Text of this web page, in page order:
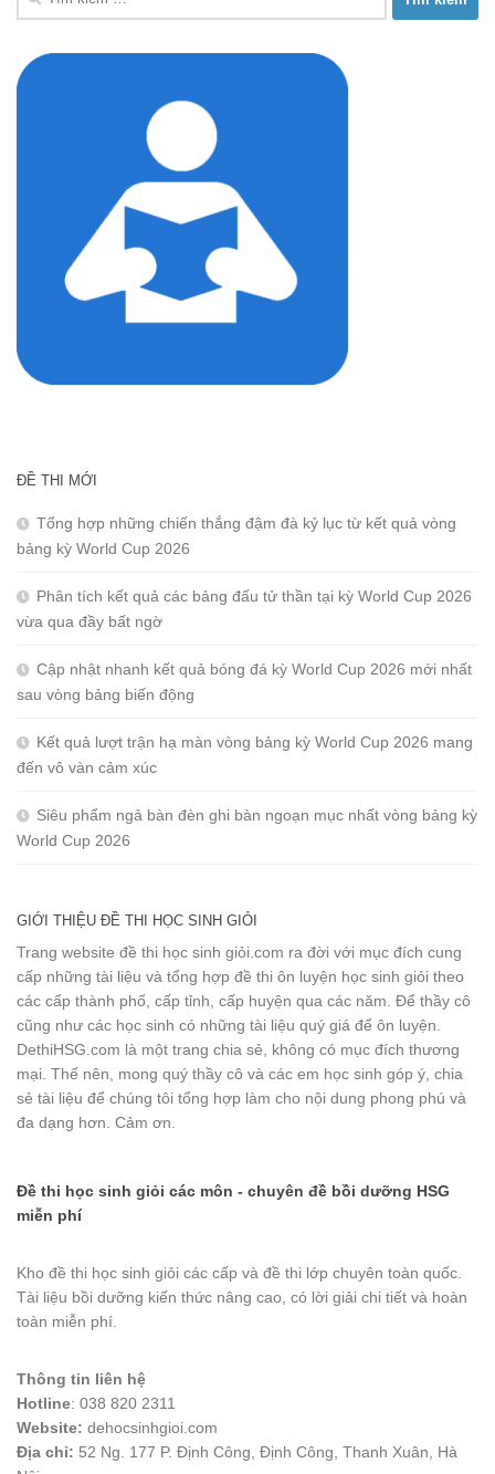
kiếm
ĐỀ THI MỚI
Tổng hợp những chiến thắng đậm đà kỷ lục từ kết quả vòng
bảng kỳ World Cup 2026
Phân tích kết quả các bảng đấu tử thần tại kỳ World Cup 2026
vừa qua đầy bất ngờ
Cập nhật nhanh kết quả bóng đá kỳ World Cup 2026 mới nhất
sau vòng bảng biến động
Kết quả lượt trận hạ màn vòng bảng kỳ World Cup 2026 mang
đến vô vàn cảm xúc
Siêu phẩm ngả bàn đèn ghi bàn ngoạn mục nhất vòng bảng kỳ
World Cup 2026
GIỚI THIỆU ĐỀ THI HỌC SINH GIỎI
Trang website đề thi học sinh giỏi.com ra đời với mục đích cung
cấp những tài liệu và tổng hợp đề thi ôn luyện học sinh giỏi theo
các cấp thành phố, cấp tỉnh, cấp huyện qua các năm. Để thầy cô
cũng như các học sinh có những tài liệu quý giá để ôn luyện.
DethiHSG.com là một trang chia sẻ, không có mục đích thương
mại. Thế nên, mong quý thầy cô và các em học sinh góp ý, chia
sẻ tài liệu để chúng tôi tổng hợp làm cho nội dung phong phú và
đa dạng hơn. Cảm ơn.
Đề thi học sinh giỏi các môn - chuyên đề bồi dưỡng HSG
miễn phí
Kho đề thi học sinh giỏi các cấp và đề thi lớp chuyên toàn quốc.
Tài liệu bồi dưỡng kiến thức nâng cao, có lời giải chi tiết và hoàn
toàn miễn phí.
Thông tin liên hệ
Hotline: 038 820 2311
Website: dehocsinhgioi.com
Địa chỉ: 52 Ng. 177 P. Định Công, Định Công, Thanh Xuân, Hà